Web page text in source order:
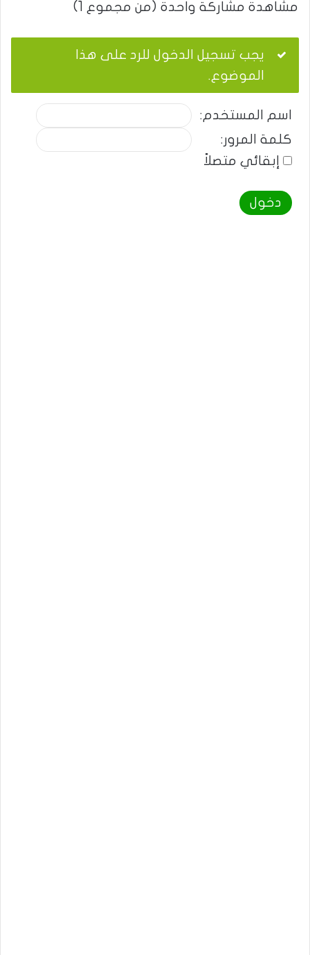
مشاهدة مشاركة واحدة (من مجموع 1)
يجب تسجيل الدخول للرد على هذا
الموضوع.
اسم المستخدم:
كلمة المرور:
إبقائي متصلاً
دخول